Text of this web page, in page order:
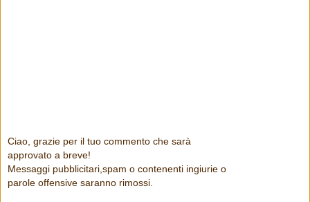
Ciao, grazie per il tuo commento che sarà
approvato a breve!
Messaggi pubblicitari,spam o contenenti ingiurie o
parole offensive saranno rimossi.